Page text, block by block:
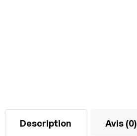
Description Avis (0)